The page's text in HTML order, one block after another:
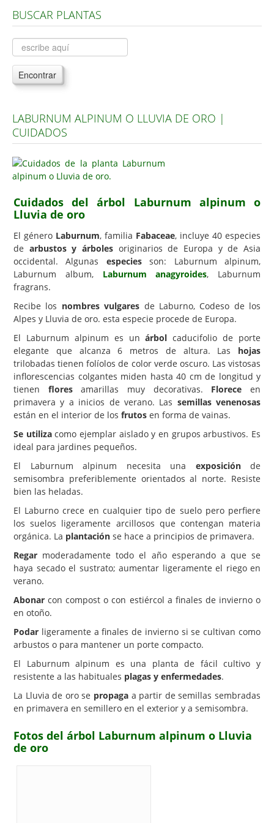
Árboles, Cicas y Palmeras de la G a la Z
Plantas Anuales y Perennes
Plantas Bulbosas y Acuáticas
Plantas de Interior
Plantas Aromáticas y de Huerto
Plantas Carnívoras y Orquídeas
Consejos
Hemisferio Sur
Enfermedades
Animales
Hongos
Carencias
Fotos
Flores y Plantas
Árboles y Palmeras
Arbustos y Trepadoras
Cactus y Suculentas
BUSCAR PLANTAS
Encontrar
LABURNUM ALPINUM O LLUVIA DE ORO |
CUIDADOS
Cuidados del árbol Laburnum alpinum o
Lluvia de oro
El género Laburnum, familia Fabaceae, incluye 40 especies
de arbustos y árboles originarios de Europa y de Asia
occidental. Algunas especiesson: Laburnum alpinum,
Laburnum album, Laburnum anagyroides, Laburnum
fragrans.
Recibe los nombres vulgares de Laburno, Codeso de los
Alpes y Lluvia de oro. esta especie procede de Europa.
El Laburnum alpinum es unárbol caducifolio de porte
elegante que alcanza 6 metros de altura. Las hojas
trilobadas tienen folíolos de color verde oscuro. Las vistosas
inflorescencias colgantes miden hasta 40 cm de longitud y
tienen floresamarillas muy decorativas. Florece en
primavera y a inicios de verano. Las semillas venenosas
están en el interior de los frutos en forma de vainas.
Se utilizacomo ejemplar aislado y en grupos arbustivos. Es
ideal para jardines pequeños.
El Laburnum alpinum necesita una exposiciónde
semisombra preferiblemente orientados al norte. Resiste
bien las heladas.
El Laburno crece en cualquier tipo de suelo pero perfiere
los suelos ligeramente arcillosos que contengan materia
orgánica. La plantación se hace a principios de primavera.
Regar moderadamente todo el año esperando a que se
haya secado el sustrato; aumentar ligeramente el riego en
verano.
Abonar con compost o con estiércol a finales de invierno o
en otoño.
Podar ligeramente a finales de invierno si se cultivan como
arbustos o para mantener un porte compacto.
El Laburnum alpinum es una planta de fácil cultivo y
resistente a las habituales plagas y enfermedades.
La Lluvia de oro se propaga a partir de semillas sembradas
en primavera en semillero en el exterior y a semisombra.
Fotos del árbol Laburnum alpinum o Lluvia
de oro